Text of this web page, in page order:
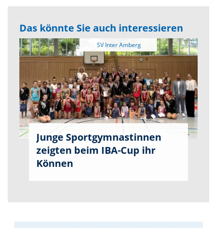
Das könnte Sie auch interessieren
Junge Sportgymnastinnen
zeigten beim IBA-Cup ihr
Können